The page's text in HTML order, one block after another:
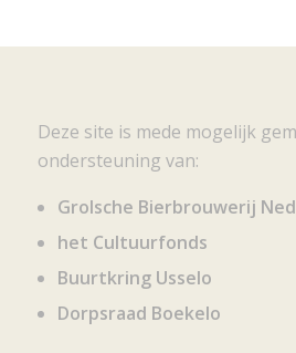
Deze site is mede mogelijk
ondersteuning van:
Grolsche Bierbrouwerij
het Cultuurfonds
Buurtkring Usselo
Dorpsraad Boekelo